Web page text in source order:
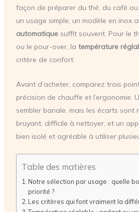
façon de préparer du thé, du café
un usage simple, un modèle en inox
automatiquesuffit souvent. Pour le
ou le pour-over, la température
critère de confort.
Avant d’acheter, comparez trois
précision de chauffe et l’ergonomie.
sembler banale, mais les écarts sont
bruyant, difficile à nettoyer, et un
bien isolé et agréable à utiliser
Table des matières
Notre sélection par usage : quelle
priorité ?
Les critères qui font vraiment la